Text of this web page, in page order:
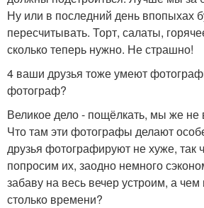
Ну или в последний день впопыхах
пересчитывать. Торт, салаты,
сколько теперь нужно. Не страшно!
4 ваши друзья тоже умеют
фотограф?
Великое дело - пощёлкать, мы же не
Что там эти фотографы делают
друзья фотографируют не хуже, так
попросим их, заодно немного
забаву на весь вечер устроим, а
столько времени?